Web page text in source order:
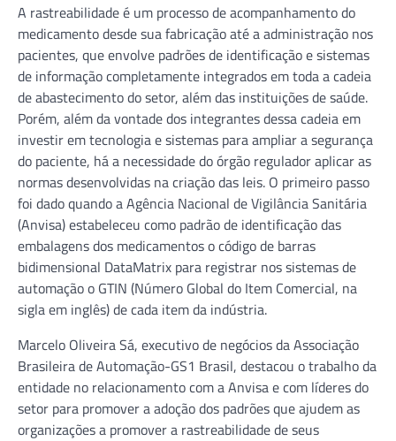
A rastreabilidade é um processo de acompanhamento do
medicamento desde sua fabricação até a administração nos
pacientes, que envolve padrões de identificação e sistemas
de informação completamente integrados em toda a cadeia
de abastecimento do setor, além das instituições de saúde.
Porém, além da vontade dos integrantes dessa cadeia em
investir em tecnologia e sistemas para ampliar a segurança
do paciente, há a necessidade do órgão regulador aplicar as
normas desenvolvidas na criação das leis. O primeiro passo
foi dado quando a Agência Nacional de Vigilância Sanitária
(Anvisa) estabeleceu como padrão de identificação das
embalagens dos medicamentos o código de barras
bidimensional DataMatrix para registrar nos sistemas de
automação o GTIN (Número Global do Item Comercial, na
sigla em inglês) de cada item da indústria.
Marcelo Oliveira Sá, executivo de negócios da Associação
Brasileira de Automação-GS1 Brasil, destacou o trabalho da
entidade no relacionamento com a Anvisa e com líderes do
setor para promover a adoção dos padrões que ajudem as
organizações a promover a rastreabilidade de seus